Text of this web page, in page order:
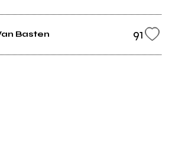
Basten 91